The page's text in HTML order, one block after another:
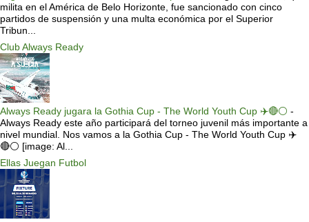
milita en el América de Belo Horizonte, fue sancionado con cinco
partidos de suspensión y una multa económica por el Superior
Tribun...
Club Always Ready
Always Ready jugara la Gothia Cup - The World Youth Cup ✈️🔴⚪️ -
Always Ready este año participará del torneo juvenil más importante a
nivel mundial. Nos vamos a la Gothia Cup - The World Youth Cup ✈️
🔴⚪️ [image: Al...
Ellas Juegan Futbol